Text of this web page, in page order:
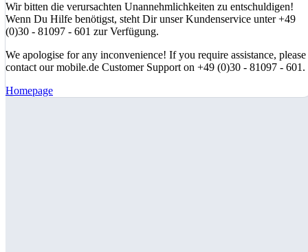
Wir bitten die verursachten Unannehmlichkeiten zu entschuldigen!
Wenn Du Hilfe benötigst, steht Dir unser Kundenservice unter +49
(0)30 - 81097 - 601 zur Verfügung.
We apologise for any inconvenience! If you require assistance, please
contact our mobile.de Customer Support on +49 (0)30 - 81097 - 601.
Homepage